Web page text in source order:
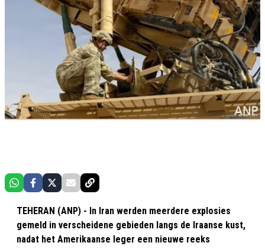
TEHERAN (ANP) - In Iran werden meerdere explosies
gemeld in verscheidene gebieden langs de Iraanse kust,
nadat het Amerikaanse leger een nieuwe reeks